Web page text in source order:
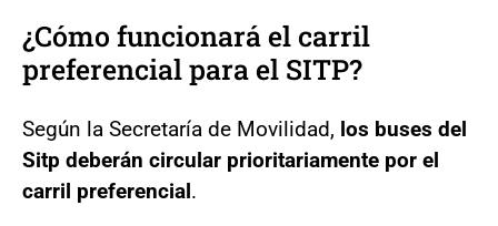
¿Cómo funcionará el carril
preferencial para el SITP?
Según la Secretaría de Movilidad, los buses del
Sitp deberán circular prioritariamente por el
carril preferencial.